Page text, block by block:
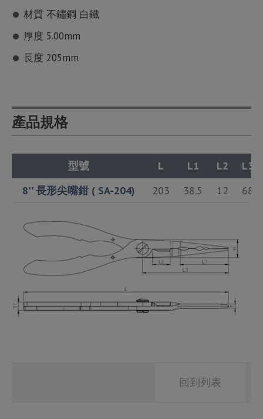
材質 不鏽鋼 白鐵
厚度 5.00mm
長度 205mm
產品規格
型號 L L1 L2
L3
8'' 長形尖嘴鉗 ( SA-204)
203 38.5 12 68
回到列表